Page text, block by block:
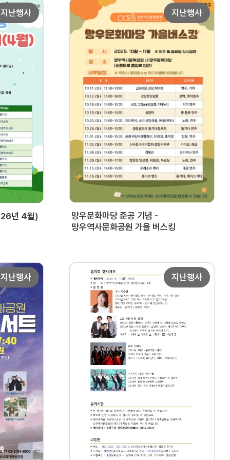
지난행사
년 4월)
지난행사
망우문화마당 준공 기념 -
망우역사문화공원 가을 버스킹
지난행사 지난행사